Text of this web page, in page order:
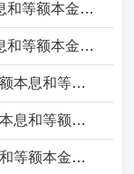
254万房贷（商业贷款）30年等额本息和等额本金一年要还多少_30年年利息多少_30年本金多少
254元房贷（商业贷款）30年等额本息和等额本金一年要还多少_30年年利息多少_30年本金多少
保定17万房贷（公积金贷款）30年等额本息和等额本金一年要还多少_30年年利息多少_30年本金多少
保定17万房贷（商业贷款）30年等额本息和等额本金一年要还多少_30年年利息多少_30年本金多少
17万房贷（商业贷款）30年等额本息和等额本金一年要还多少_30年年利息多少_30年本金多少